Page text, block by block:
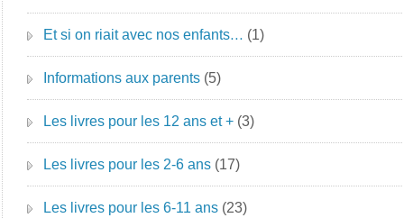
Et si on riait avec nos enfants… (1)
Informations aux parents (5)
Les livres pour les 12 ans et + (3)
Les livres pour les 2-6 ans (17)
Les livres pour les 6-11 ans (23)